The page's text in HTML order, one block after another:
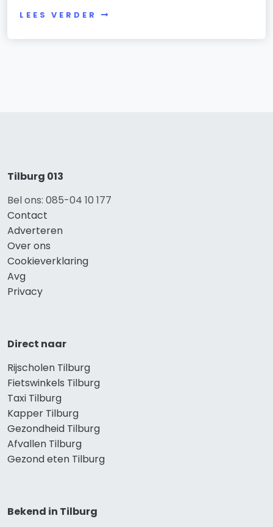
LEES VERDER
Tilburg 013
Bel ons: 085-04 10 177
Contact
Adverteren
Over ons
Cookieverklaring
Avg
Privacy
Direct naar
Rijscholen Tilburg
Fietswinkels Tilburg
Taxi Tilburg
Kapper Tilburg
Gezondheid Tilburg
Afvallen Tilburg
Gezond eten Tilburg
Bekend in Tilburg